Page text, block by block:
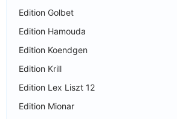
Edition Golbet
Edition Hamouda
Edition Koendgen
Edition Krill
Edition Lex Liszt 12
Edition Mionar